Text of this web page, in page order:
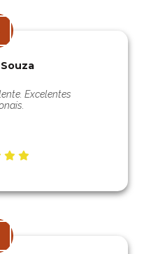
Excelentes